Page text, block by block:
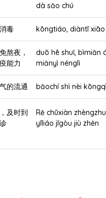
dà sǎo chú
毒 kōngtiáo, diàntī xiāo
熬夜，
能力
duō hē shuǐ, bìmiǎn
miǎnyì nénglì
的流通 bǎochí shì nèi
及时到
Rě chūxiàn
yīliáo jīgòu jiù zhěn